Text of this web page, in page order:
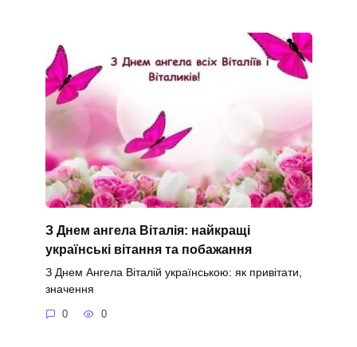
З Днем ангела Віталія: найкращі
українські вітання та побажання
З Днем Ангела Віталій українською: як привітати,
значення
0 0